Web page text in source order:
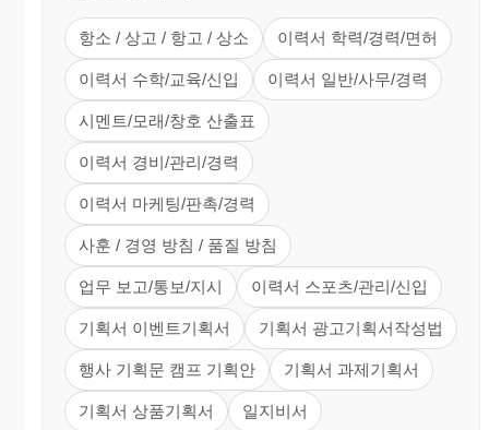
항소 / 상고 / 항고 / 상소 이력서 학력/경력/면허
이력서 수학/교육/신입 이력서 일반/사무/경력
시멘트/모래/창호 산출표
이력서 경비/관리/경력
이력서 마케팅/판촉/경력
사훈 / 경영 방침 / 품질 방침
업무 보고/통보/지시 이력서 스포츠/관리/신입
기획서 이벤트기획서 기획서 광고기획서작성법
행사 기획문 캠프 기획안 기획서 과제기획서
기획서 상품기획서 일지비서